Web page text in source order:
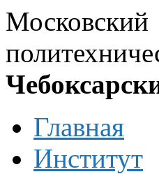
Московский
Главная
Институт